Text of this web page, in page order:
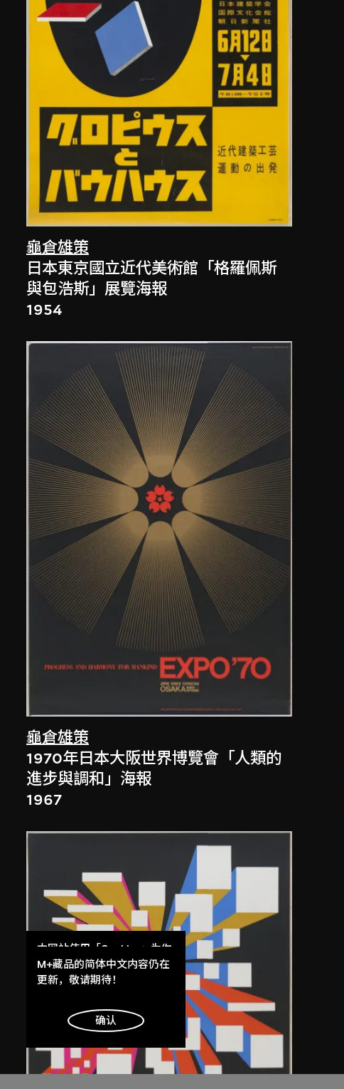
龜倉雄策
日本東京國立近代美術館「格羅佩斯
與包浩斯」展覽海報
1954
龜倉雄策
1970年日本大阪世界博覽會「人類的
進步與調和」海報
1967
本网站使用「Cookies」为你
提供最好的网站体验。
了解更多
明白
M+藏品的简体中文内容仍在
更新，敬请期待！
确认